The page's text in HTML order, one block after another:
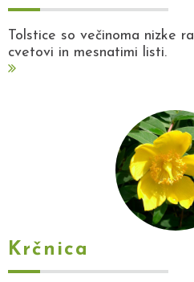
Tolstice so večinoma nizke
cvetovi in mesnatimi listi.
Krčnica